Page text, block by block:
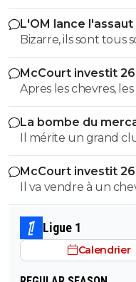
L'OM lance
Bizarre, ils sont tous
tous moins d'un an
main derrière.
McCourt investit
Apres les chevres,
La bombe du
Il mérite un grand
McCourt investit
Il va vendre à un
Ligue 1
Calendrier